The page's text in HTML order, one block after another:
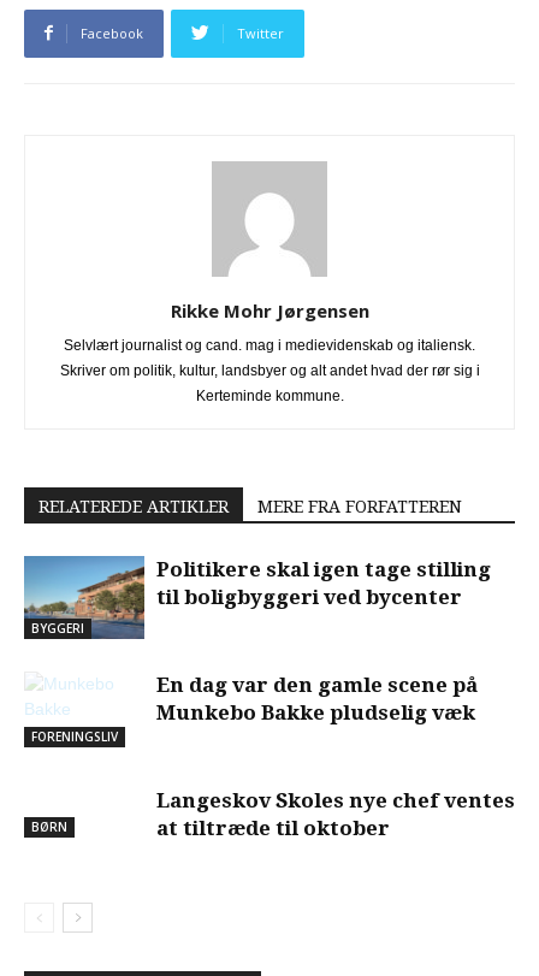
Facebook Twitter
Rikke Mohr Jørgensen
Selvlært journalist og cand. mag i medievidenskab og italiensk.
Skriver om politik, kultur, landsbyer og alt andet hvad der rør sig i
Kerteminde kommune.
RELATEREDE ARTIKLER MERE FRA FORFATTEREN
BYGGERI
Politikere skal igen tage stilling
til boligbyggeri ved bycenter
FORENINGSLIV
En dag var den gamle scene på
Munkebo Bakke pludselig væk
BØRN
Langeskov Skoles nye chef ventes
at tiltræde til oktober